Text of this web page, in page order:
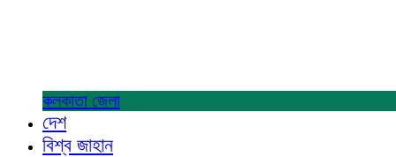
কলকাতা জেলা
দেশ
বিশ্ব জাহান